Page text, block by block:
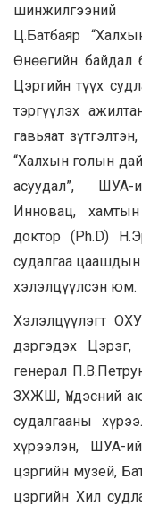
шинжилгээний
Ц.Батбаяр
Өнөөгийн
Цэргийн түүх
тэргүүлэх
гавьяат
“Халхын голын
асуудал”, ШУА-
Инновац,
доктор (Ph.D)
судалгаа цаашдын
хэлэлцүүлсэн юм.
Хэлэлцүүлэгт
дэргэдэх Цэрэг,
генерал
ЗХЖШ, Үндэсний
судалгааны
хүрээлэн, ШУА-
цэргийн музей,
цэргийн Хил